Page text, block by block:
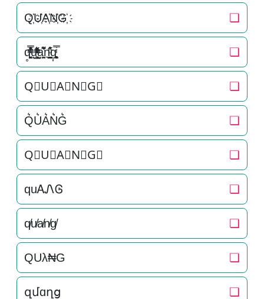
Q҉U҉A҉N҉G҉ ❏
q̥̳̭̘̳͔̹̄ͫ̔̌ͭ̿̓ͅu̟͎̲͕̼̳͉̲ͮͫͭ̋ͭ͛ͣ̈a̘̫͈̭͌͛͌̇̇̍n͉̠̙͉̗̺̋̋̔ͧ̊g͎͚̥͎͔͕ͥ̿ ❏
Q⃗U⃗A⃗N⃗G⃗ ❏
Q͛U͛A͛N͛G͛ ❏
Q⃒U⃒A⃒N⃒G⃒ ❏
quᎪᏁᎶ ❏
q̸u̸a̸n̸g̸ ❏
QUλ₦G ❏
զմɑղց ❏